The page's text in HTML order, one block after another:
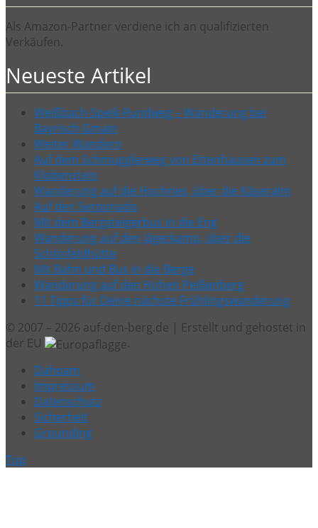
Als Amazon-Partner verdiene ich an qualifizierten
Verkäufen.
Neueste Artikel
Weißbach-Speik-Rundweg – Wanderung bei
Bayrisch Gmain
Weiter Wandern
Auf dem Schmugglerweg von Ettenhausen zum
Klobenstein
Wanderung auf die Hochries, über die Käseralm
Auf den Serponado
Mit dem Bergsteigerbus in die Eng
Wanderung auf den Jägerkamp, über die
Schönfeldhütte
Mit Bahn und Bus in die Berge
Wanderung auf den Hohen Peißenberg
11 Tipps für Deine nächste Frühlingswanderung
© 2007 – 2026 auf-den-berg.de | Erstellt und gehostet in
der EU
.
Dahoam
Impressum
Datenschutz
Sicherheit
Grounding
Top